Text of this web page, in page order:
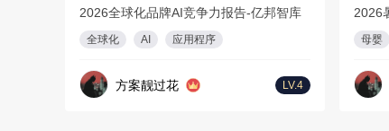
2026全球化品牌AI竞争力报告-亿邦智库
全球化 AI 应用程序
方案靓过花 LV.4
母婴